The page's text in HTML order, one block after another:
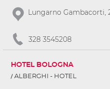
Lungarno Gambacorti,
328 3545208
HOTEL BOLOGNA
ALBERGHI - HOTEL